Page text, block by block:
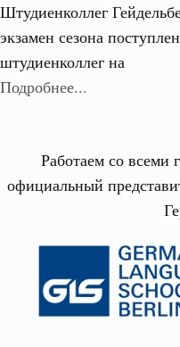
Штудиенколлег
экзамен сезона
штудиенколлег на
Подробнее...
Работаем со всеми
официальный